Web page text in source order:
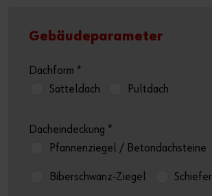
Gebäudeparameter
Dachform *
Satteldach
Pultdach
Dacheindeckung *
Pfannenziegel / Betondachsteine
Biberschwanz-Ziegel Schiefer